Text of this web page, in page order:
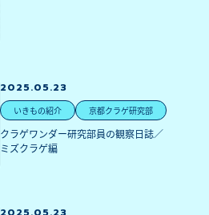
2025.05.23
いきもの紹介 京都クラゲ研究部
クラゲワンダー研究部員の観察日誌／
ミズクラゲ編